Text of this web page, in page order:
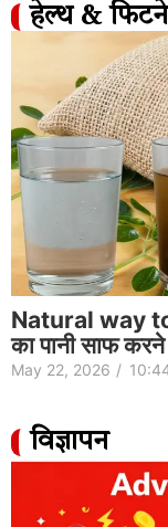
हेल्थ &
Natural way
का पानी साफ
May 22, 2026 /
विज्ञापन